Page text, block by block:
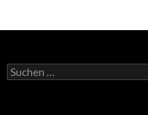
Suchen
nach: